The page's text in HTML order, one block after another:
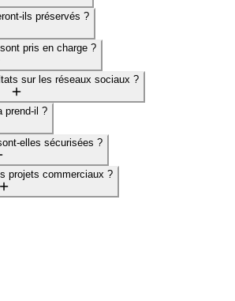
ils préservés ?
pris en charge ?
sur les réseaux sociaux ?
prend-il ?
elles sécurisées ?
projets commerciaux ?